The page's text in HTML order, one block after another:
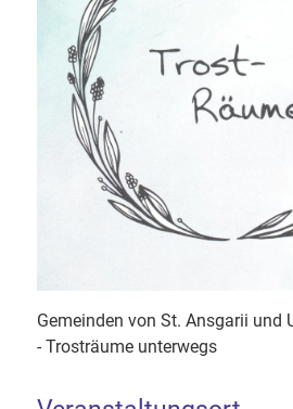
Gemeinden von St. Ansgarii und
- Trosträume unterwegs